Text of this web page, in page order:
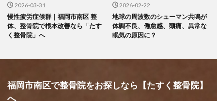
2026-03-31
慢性疲労症候群｜福岡市南区 整
体、整骨院で根本改善なら「たす
く整骨院」へ
2026-02-22
地球の周波数のシューマン共鳴が
体調不良、倦怠感、頭痛、異常な
眠気の原因に？
福岡市南区で整骨院をお探しなら【たすく整骨院】
へ